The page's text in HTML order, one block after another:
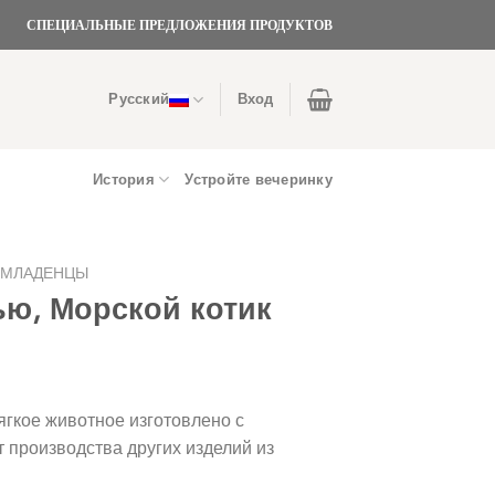
СПЕЦИАЛЬНЫЕ ПРЕДЛОЖЕНИЯ ПРОДУКТОВ
Русский Вход
История Устройте вечеринку
Морской котик
животное изготовлено с
других изделий из